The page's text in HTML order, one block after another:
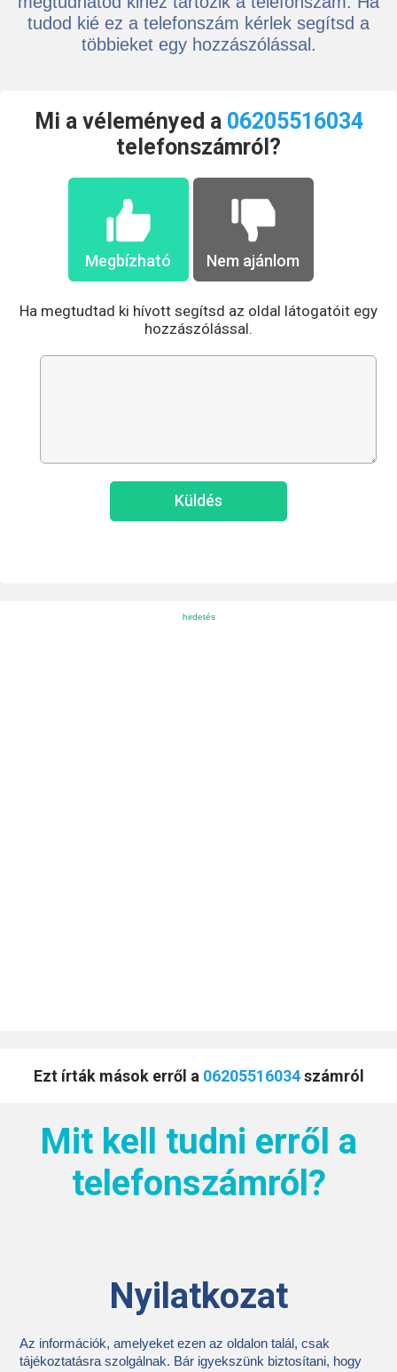
tudod kié ez a telefonszám kérlek segítsd a
többieket egy hozzászólással.
Mi a véleményed a 06205516034
telefonszámról?
Megbízható Nem ajánlom
Ha megtudtad ki hívott segítsd az oldal látogatóit egy
hozzászólással.
Küldés
Ezt írták mások erről a 06205516034számról
Mit kell tudni erről a
telefonszámról?
Nyilatkozat
Az információk, amelyeket ezen az oldalon talál, csak
tájékoztatásra szolgálnak. Bár igyekszünk biztosítani, hogy